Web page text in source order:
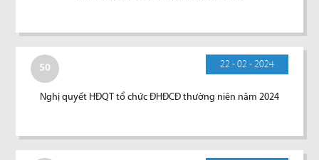
50 22 - 02 - 2024
Nghị quyết HĐQT tổ chức ĐHĐCĐ thường niên năm 2024